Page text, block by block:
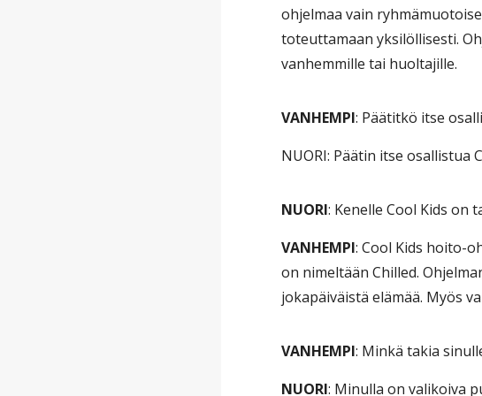
ohjelmaa vain
toteuttamaan yksilöllisesti.
vanhemmille tai huoltajille.
VANHEMPI: Päätitkö itse
NUORI: Päätin itse
NUORI: Kenelle Cool Kids on
VANHEMPI: Cool Kids hoito-
on nimeltään Chilled.
jokapäiväistä elämää. Myös
VANHEMPI: Minkä takia
NUORI: Minulla on valikoiva